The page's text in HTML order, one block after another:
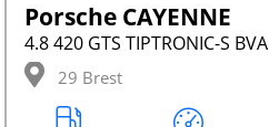
Porsche CAYENNE
4.8 420 GTS TIPTRONIC-S BVA
29 Brest